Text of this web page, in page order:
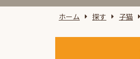
ホーム 探す 子猫